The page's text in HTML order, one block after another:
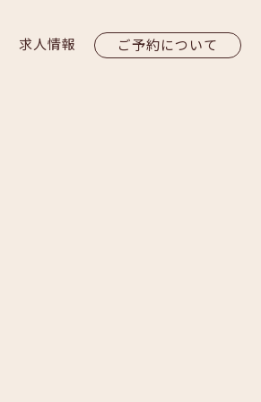
求人情報 ご予約について